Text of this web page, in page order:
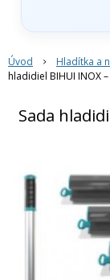
Úvod Hladítka a
hladidiel BIHUI INOX
Sada